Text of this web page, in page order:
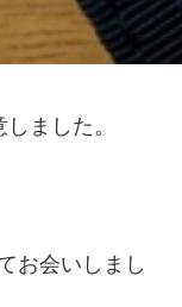
ました。
お会いしまし